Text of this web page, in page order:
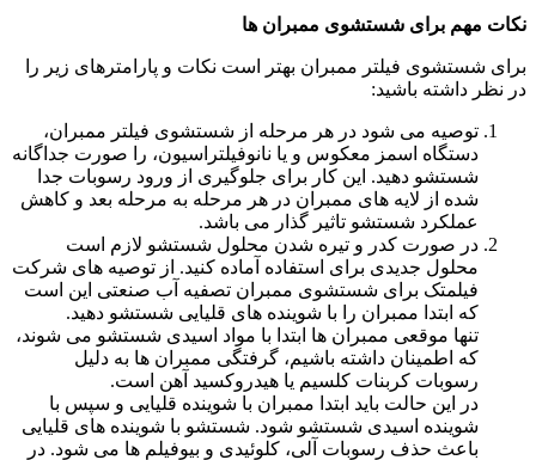
نکات مهم برای شستشوی ممبران ها
برای شستشوی فیلتر ممبران بهتر است نکات و پارامترهای زیر را
در نظر داشته باشید:
توصیه می شود در هر مرحله از شستشوی فیلتر ممبران،
دستگاه اسمز معکوس و یا نانوفیلتراسیون، را صورت جداگانه
شستشو دهید. این کار برای جلوگیری از ورود رسوبات جدا
شده از لایه های ممبران در هر مرحله به مرحله بعد و کاهش
عملکرد شستشو تاثیر گذار می باشد.
در صورت کدر و تیره شدن محلول شستشو لازم است
محلول جدیدی برای استفاده آماده کنید. از توصیه های شرکت
فیلمتک برای شستشوی ممبران تصفیه آب صنعتی این است
که ابتدا ممبران را با شوینده های قلیایی شستشو دهید.
تنها موقعی ممبران ها ابتدا با مواد اسیدی شستشو می شوند،
که اطمینان داشته باشیم، گرفتگی ممبران ها به دلیل
رسوبات کربنات کلسیم یا هیدروکسید آهن است.
در این حالت باید ابتدا ممبران با شوینده قلیایی و سپس با
شوینده اسیدی شستشو شود. شستشو با شوینده های قلیایی
باعث حذف رسوبات آلی، کلوئیدی و بیوفیلم ها می شود. در